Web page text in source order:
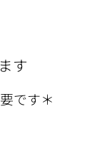
す
です＊